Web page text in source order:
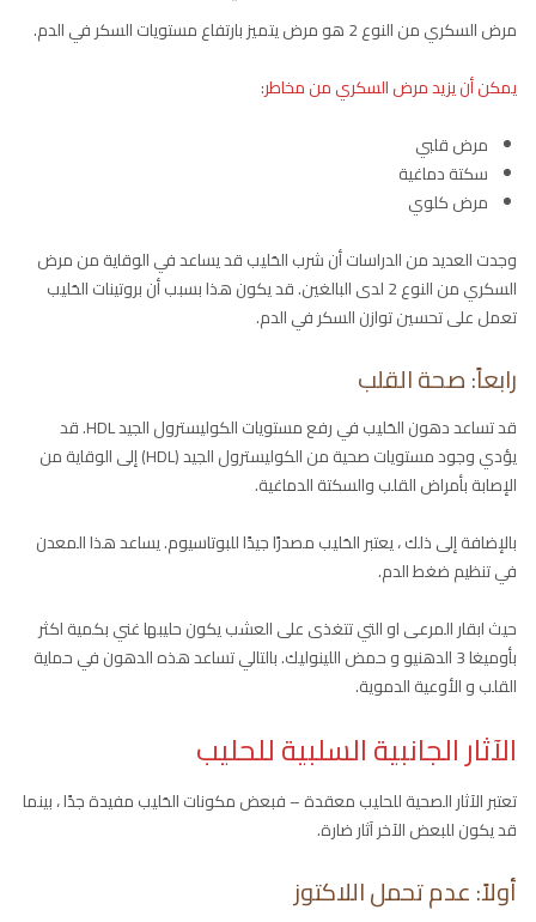
مرض السكري من النوع 2 هو مرض يتميز بارتفاع مستويات السكر في الدم.
يمكن أن يزيد مرض السكري من مخاطر:
مرض قلبي
سكتة دماغية
مرض كلوي
وجدت العديد من الدراسات أن شرب الحَليب قد يساعد في الوقاية من مرض
السكري من النوع 2 لدى البالغين. قد يكون هذا بسبب أن بروتينات الحَليب
تعمل على تحسين توازن السكر في الدم.
رابعاً: صحة القلب
قد تساعد دهون الحَليب في رفع مستويات الكوليسترول الجيد HDL. قد
يؤدي وجود مستويات صحية من الكوليسترول الجيد (HDL) إلى الوقاية من
الإصابة بأمراض القلب والسكتة الدماغية.
بالإضافة إلى ذلك ، يعتبر الحَليب مصدرًا جيدًا للبوتاسيوم. يساعد هذا المعدن
في تنظيم ضغط الدم.
حيث ابقار المرعى او التي تتغذى على العشب يكون حليبها غني بكمية اكثر
بأوميغا 3 الدهنيو و حمض اللينوليك. بالتالي تساعد هذه الدهون في حماية
القلب و الأوعية الدموية.
الآثار الجانبية السلبية للحليب
تعتبر الآثار الصحية للحليب معقدة – فبعض مكونات الحَليب مفيدة جدًا ، بينما
قد يكون للبعض الآخر آثار ضارة.
أولاً: عدم تحمل اللاكتوز